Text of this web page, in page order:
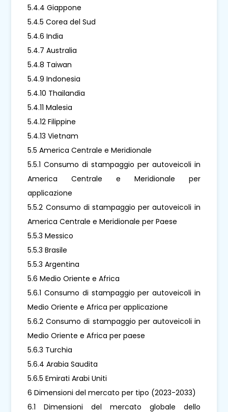
5.4.4 Giappone
5.4.5 Corea del Sud
5.4.6 India
5.4.7 Australia
5.4.8 Taiwan
5.4.9 Indonesia
5.4.10 Thailandia
5.4.11 Malesia
5.4.12 Filippine
5.4.13 Vietnam
5.5 America Centrale e Meridionale
5.5.1 Consumo di stampaggio per autoveicoli in
America Centrale e Meridionale per
applicazione
5.5.2 Consumo di stampaggio per autoveicoli in
America Centrale e Meridionale per Paese
5.5.3 Messico
5.5.3 Brasile
5.5.3 Argentina
5.6 Medio Oriente e Africa
5.6.1 Consumo di stampaggio per autoveicoli in
Medio Oriente e Africa per applicazione
5.6.2 Consumo di stampaggio per autoveicoli in
Medio Oriente e Africa per paese
5.6.3 Turchia
5.6.4 Arabia Saudita
5.6.5 Emirati Arabi Uniti
6 Dimensioni del mercato per tipo (2023-2033)
6.1 Dimensioni del mercato globale dello